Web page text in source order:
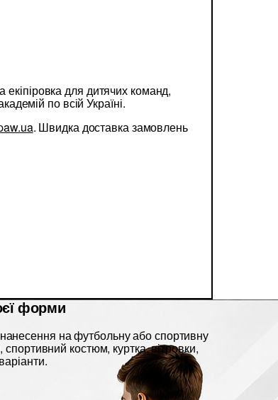
для дитячих команд,
по всій Україні.
. Швидка доставка замовлень
форми
на футбольну або спортивну
спортивний костюм, куртка, вітровки,